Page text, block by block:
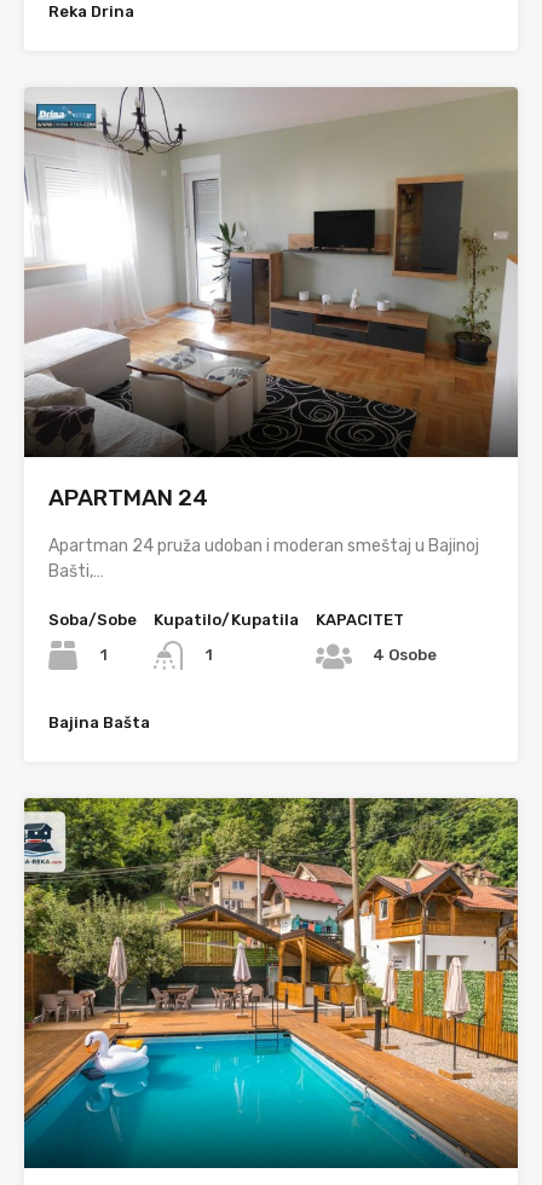
Reka Drina
APARTMAN 24
Apartman 24 pruža udoban i moderan smeštaj u Bajinoj
Bašti,…
Soba/Sobe
1
Kupatilo/Kupatila
1
KAPACITET
4 Osobe
Bajina Bašta